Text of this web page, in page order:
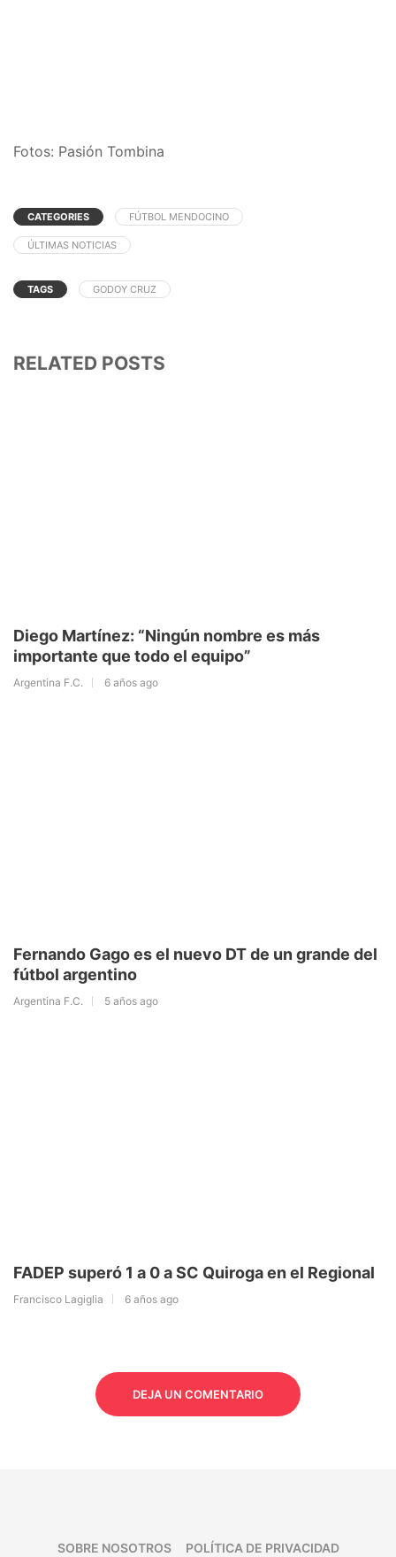
Fotos: Pasión Tombina
CATEGORIES FÚTBOL MENDOCINO
ÚLTIMAS NOTICIAS
TAGS GODOY CRUZ
RELATED POSTS
Diego Martínez: “Ningún nombre es más
importante que todo el equipo”
Argentina F.C. 6 años ago
Fernando Gago es el nuevo DT de un grande del
fútbol argentino
Argentina F.C. 5 años ago
FADEP superó 1 a 0 a SC Quiroga en el Regional
Francisco Lagiglia 6 años ago
DEJA UN COMENTARIO
SOBRE NOSOTROS POLÍTICA DE PRIVACIDAD